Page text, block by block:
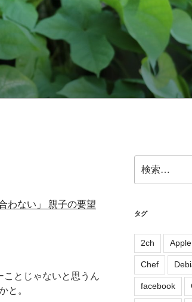
わない」 親子の要望
ことじゃないと思うん
と。
索:
タグ
2ch Apple
Chef
facebook